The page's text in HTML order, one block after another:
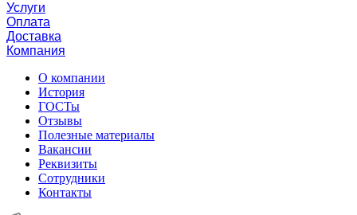
Услуги
Оплата
Доставка
Компания
О компании
История
ГОСТы
Отзывы
Полезные материалы
Вакансии
Реквизиты
Сотрудники
Контакты